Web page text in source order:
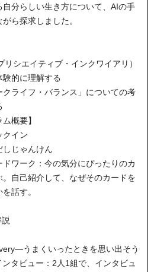
自分らしい生き方について、AIの手
ら探求しました。
シエイティブ・インクワイアリ）
験的に理解する
ライフ・バランス」についての考
ム概要】
イン
じゃんけん
ワーク：今の気分にぴったりのカ
。自己紹介して、なぜそのカードを
話す。
うまくいったときを思い出そう
タビュー：2人1組で、インタビュ